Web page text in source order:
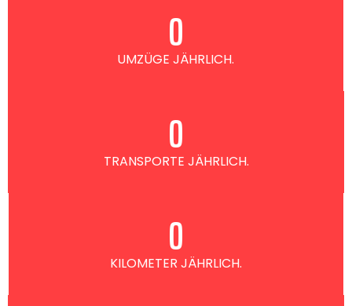
UMZÜGE JÄHRLICH.
0
TRANSPORTE JÄHRLICH.
0
KILOMETER JÄHRLICH.
0